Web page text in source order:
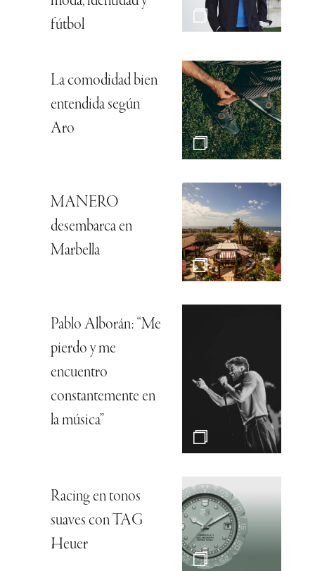
fútbol
La comodidad bien
entendida según
Aro
MANERO
desembarca en
Marbella
Pablo Alborán: “Me
pierdo y me
encuentro
constantemente en
la música”
Racing en tonos
suaves con TAG
Heuer